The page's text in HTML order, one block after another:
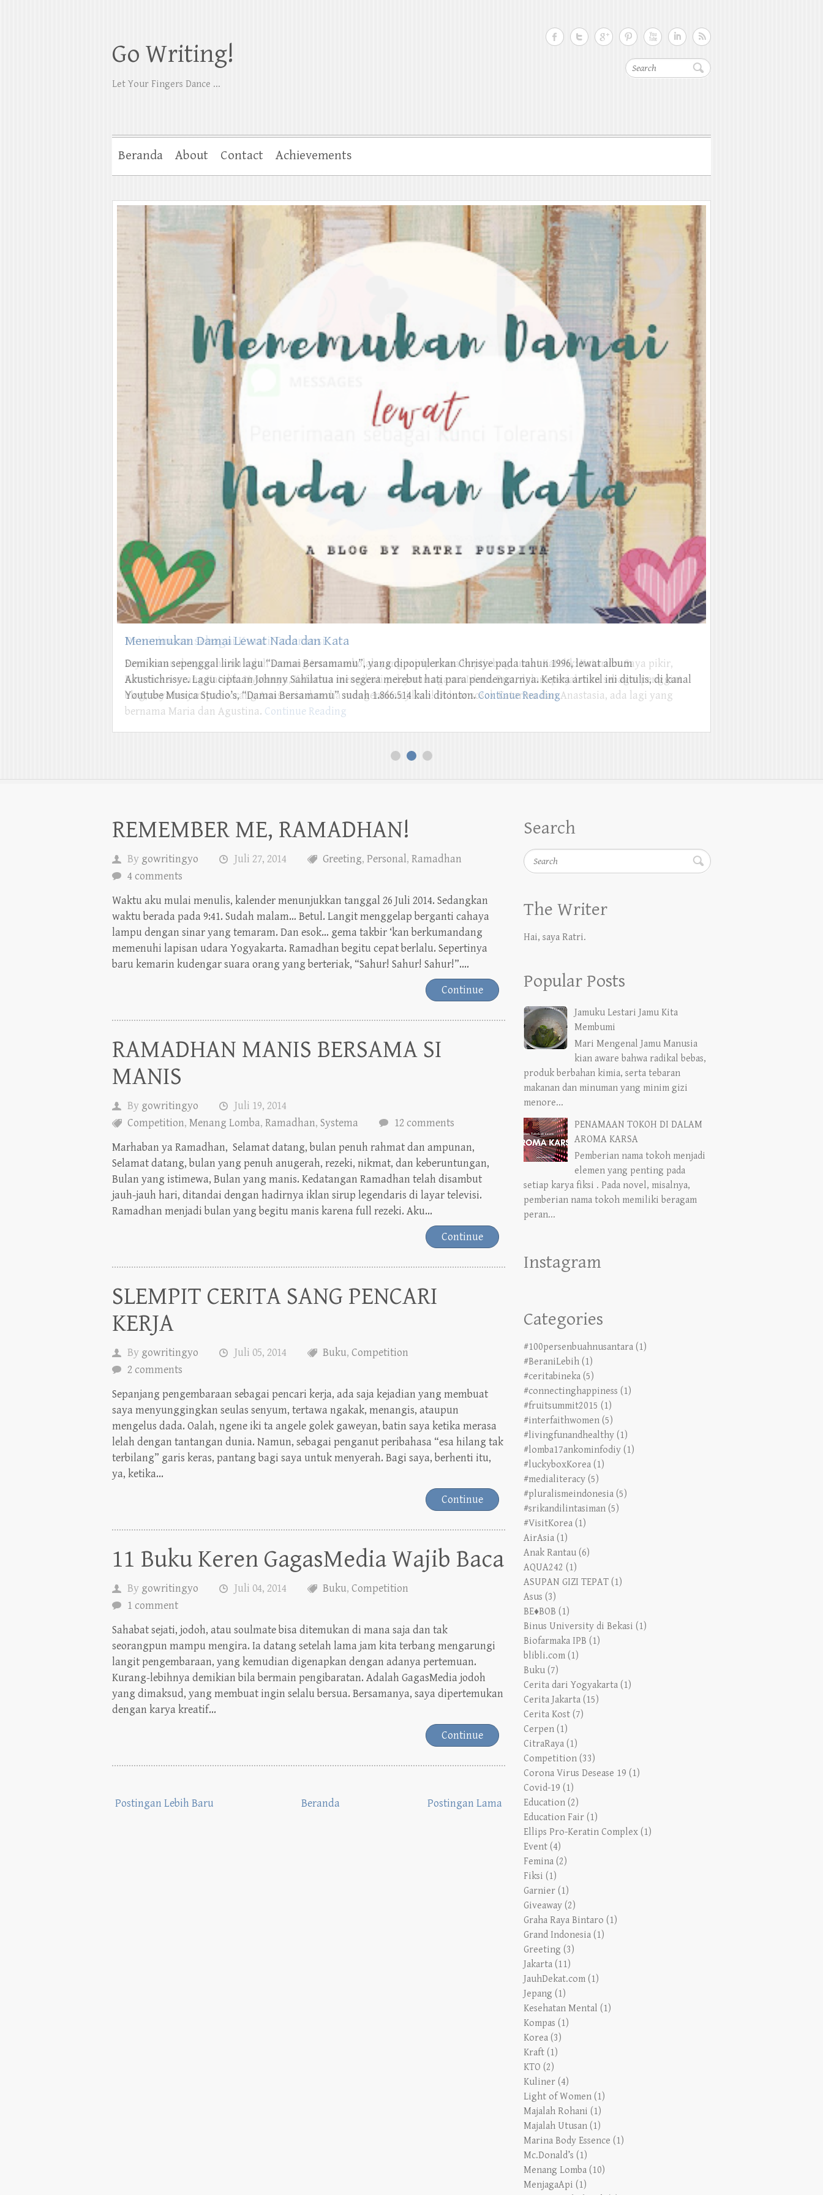
Search
Go Writing!
Let Your Fingers Dance ...
Beranda About Contact Achievements
Menemukan Damai Lewat Nada dan Kata
Demikian sepenggal lirik lagu “Damai Bersamamu”, yang dipopulerkan Chrisye pada tahun 1996, lewat album
Akustichrisye. Lagu ciptaan Johnny Sahilatua ini segera merebut hati para pendengarnya. Ketika artikel ini ditulis, di kanal
Youtube Musica Studio’s, “Damai Bersamamu” sudah 1.866.514 kali ditonton.Continue Reading
1 2 3
REMEMBER ME, RAMADHAN!
Juli 27, 2014
4 comments
waktu berada pada 9:41. Sudah malam… Betul. Langit menggelap berganti cahaya
lampu dengan sinar yang temaram. Dan esok… gema takbir ‘kan berkumandang
memenuhi lapisan udara Yogyakarta. Ramadhan begitu cepat berlalu. Sepertinya
baru kemarin kudengar suara orang yang berteriak, “Sahur! Sahur! Sahur!”....
RAMADHAN MANIS BERSAMA SI
MANIS
Competition,Menang Lomba, Ramadhan
Marhaban ya Ramadhan, Selamat datang, bulan penuh rahmat dan ampunan,
Selamat datang, bulan yang penuh anugerah, rezeki, nikmat, dan keberuntungan,
Bulan yang istimewa, Bulan yang manis. Kedatangan Ramadhan telah disambut
jauh-jauh hari, ditandai dengan hadirnya iklan sirup legendaris di layar televisi.
Ramadhan menjadi bulan yang begitu manis karena full rezeki. Aku...
SLEMPIT CERITA SANG PENCARI
KERJA
gowritingyo
2 comments
saya menyunggingkan seulas senyum, tertawa ngakak, menangis, ataupun
mengelus dada. Oalah, ngene iki ta angele golek gaweyan, batin saya ketika merasa
lelah dengan tantangan dunia. Namun, sebagai penganut peribahasa “esa hilang tak
terbilang” garis keras, pantang bagi saya untuk menyerah. Bagi saya, berhenti itu,
ya, ketika...
11 Buku Keren GagasMedia Wajib Baca
1 comment
seorangpun mampu mengira. Ia datang setelah lama jam kita terbang mengarungi
langit pengembaraan, yang kemudian digenapkan dengan adanya pertemuan.
Kurang-lebihnya demikian bila bermain pengibaratan. Adalah GagasMedia jodoh
yang dimaksud, yang membuat ingin selalu bersua. Bersamanya, saya dipertemukan
dengan karya kreatif...
Membumi
Mari Mengenal Jamu Manusia
kian aware bahwa radikal bebas,
produk berbahan kimia, serta tebaran
makanan dan minuman yang minim gizi
menore...
AROMA KARSA
Pemberian nama tokoh menjadi
elemen yang penting pada
setiap karya fiksi . Pada novel, misalnya,
pemberian nama tokoh memiliki beragam
peran...
#100persenbuahnusantara
#BeraniLebih (1)
#ceritabineka (5)
#connectinghappiness
#fruitsummit2015 (1)
#interfaithwomen (5)
#livingfunandhealthy
#lomba17ankominfodiy (1)
#luckyboxKorea (1)
#medialiteracy (5)
#pluralismeindonesia
#srikandilintasiman (5)
#VisitKorea (1)
AirAsia (1)
Anak Rantau
AQUA242 (1)
ASUPAN GIZI TEPAT
Asus (3)
BE♦BOB
Binus University di Bekasi
Biofarmaka IPB (1)
blibli.com (1)
Buku (7)
Cerita dari Yogyakarta
Cerita Jakarta (15)
Cerita Kost (7)
Cerpen (1)
CitraRaya (1)
Competition
Corona Virus Desease 19
Covid-19 (1)
Education (2)
Education Fair
Ellips Pro-Keratin Complex
Event (4)
Femina (2)
Fiksi (1)
Garnier
Giveaway (2)
Graha Raya Bintaro
Grand Indonesia (1)
Greeting (3)
Jakarta (11)
JauhDekat.com
Jepang (1)
Kesehatan Mental
Kompas (1)
Korea (3)
Kraft (1)
KTO (2)
Kuliner
Light of Women
Majalah Rohani (1)
Majalah Utusan (1)
Marina Body Essence
Mc.Donald’s (1)
Menang Lomba
MenjagaApi (1)
Mesin Botol Plastik